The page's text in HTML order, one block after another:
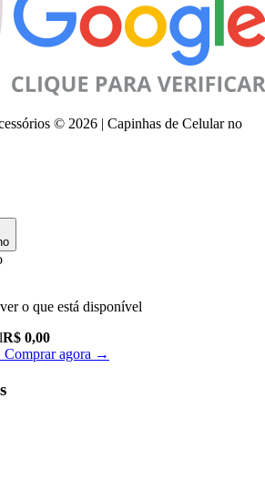
© 2026 | Capinhas de Celular no
o que está disponível
R$ 0,00
Comprar agora →